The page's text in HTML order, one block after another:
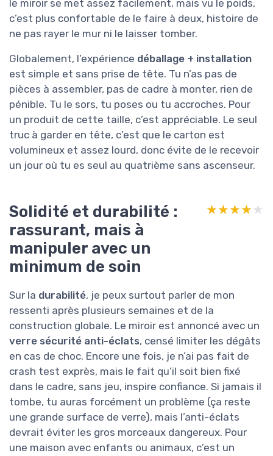
le miroir se met assez facilement, mais vu le poids,
c’est plus confortable de le faire à deux, histoire de
ne pas rayer le mur ni le laisser tomber.
Globalement, l’expérience déballage + installation
est simple et sans prise de tête. Tu n’as pas de
pièces à assembler, pas de cadre à monter, rien de
pénible. Tu le sors, tu poses ou tu accroches. Pour
un produit de cette taille, c’est appréciable. Le seul
truc à garder en tête, c’est que le carton est
volumineux et assez lourd, donc évite de le recevoir
un jour où tu es seul au quatrième sans ascenseur.
Solidité et durabilité :
rassurant, mais à
manipuler avec un
minimum de soin
★★★★★
★★★★★
Sur la durabilité, je peux surtout parler de mon
ressenti après plusieurs semaines et de la
construction globale. Le miroir est annoncé avec un
verre sécurité anti-éclats, censé limiter les dégâts
en cas de choc. Encore une fois, je n’ai pas fait de
crash test exprès, mais le fait qu’il soit bien fixé
dans le cadre, sans jeu, inspire confiance. Si jamais il
tombe, tu auras forcément un problème (ça reste
une grande surface de verre), mais l’anti-éclats
devrait éviter les gros morceaux dangereux. Pour
une maison avec enfants ou animaux, c’est un